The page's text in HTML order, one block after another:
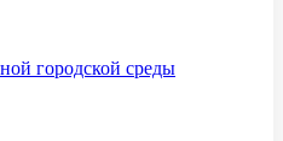
городской среды